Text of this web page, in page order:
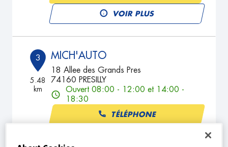
VOIR PLUS
3
5.48
km
MICH'AUTO
18 Allee des Grands Pres
74160 PRESILLY
Ouvert 08:00 - 12:00 et 14:00 -
18:30
TÉLÉPHONE